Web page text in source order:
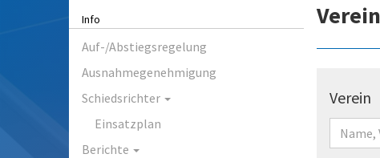
Info
Auf-/Abstiegsregelung
Ausnahmegenehmigung
Schiedsrichter
Einsatzplan
Berichte
Verein